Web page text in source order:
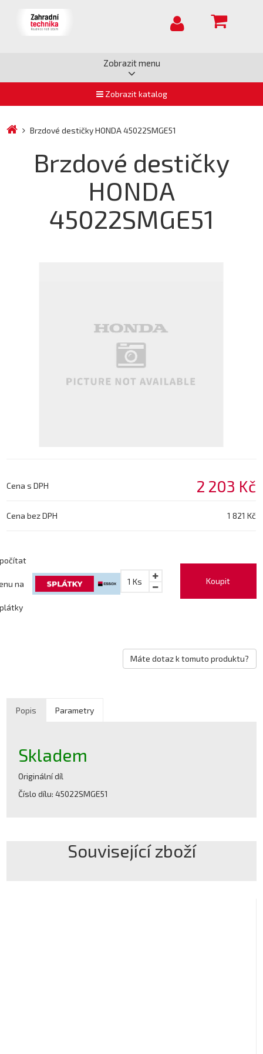
Zobrazit menu
Zobrazit katalog
Brzdové destičky HONDA 45022SMGE51
Brzdové destičky
HONDA
45022SMGE51
Cena s DPH 2 203 Kč
Cena bez DPH 1 821 Kč
Koupit
1 Ks
na
Máte dotaz k tomuto produktu?
Popis Parametry
Skladem
Originální díl
Číslo dílu: 45022SMGE51
Související zboží